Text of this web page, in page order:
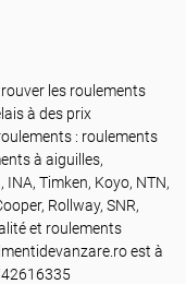
les roulements
à des prix
: roulements
à aiguilles,
INA, Timken, Koyo, NTN,
Rollway, SNR,
et roulements
est à